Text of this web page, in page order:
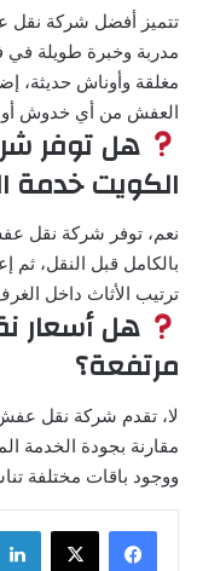
تتميز أفضل شركة نقل
مدربة وخبرة طويلة في
مغلقة وأوناش حديثة،
العفش من أي خدوش أو
هل توفر
الكويت خدمة
نعم، توفر شركة نقل
بالكامل قبل النقل، ثم
ترتيب الأثاث داخل
هل أسعار
مرتفعة؟
لا، تقدم شركة نقل
مقارنة بجودة الخدمة
ووجود باقات مختلفة